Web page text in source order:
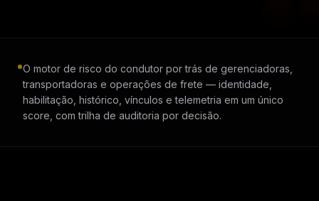
O motor de risco do condutor por trás de gerenciadoras,
transportadoras e operações de frete — identidade,
habilitação, histórico, vínculos e telemetria em um único
score, com trilha de auditoria por decisão.